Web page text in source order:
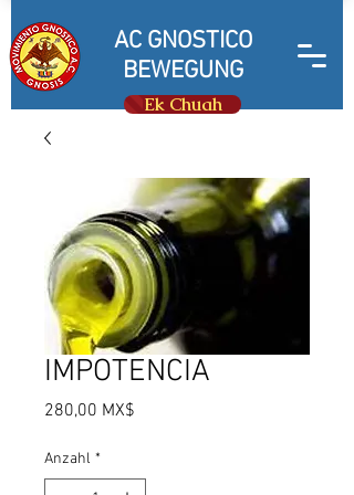
AC GNOSTICO
BEWEGUNG
Ek Chuah
IMPOTENCIA
280,00 MX$
Anzahl *